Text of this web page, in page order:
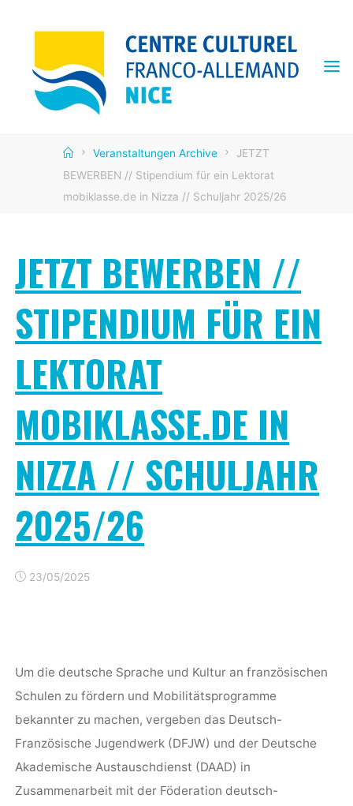
CENTRE
CULTUREL
FRANCO
HomeVeranstaltungen Archive
JETZT
BEWERBEN // Stipendium für ein Lektorat
mobiklasse.de in Nizza // Schuljahr 2025/26
JETZT BEWERBEN //
STIPENDIUM FÜR EIN
LEKTORAT
MOBIKLASSE.DE IN
NIZZA // SCHULJAHR
2025/26
23/05/2025
Um die deutsche Sprache und Kultur an französischen
Schulen zu fördern und Mobilitätsprogramme
bekannter zu machen, vergeben das Deutsch-
Französische Jugendwerk (DFJW) und der Deutsche
Akademische Austauschdienst (DAAD) in
Zusammenarbeit mit der Föderation deutsch-